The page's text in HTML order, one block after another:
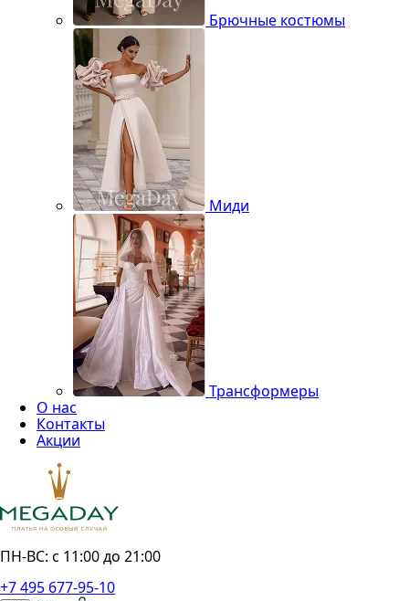
Брючные костюмы
Миди
Трансформеры
О нас
Контакты
Акции
ПН-ВС: с 11:00 до 21:00
+7 495 677-95-10